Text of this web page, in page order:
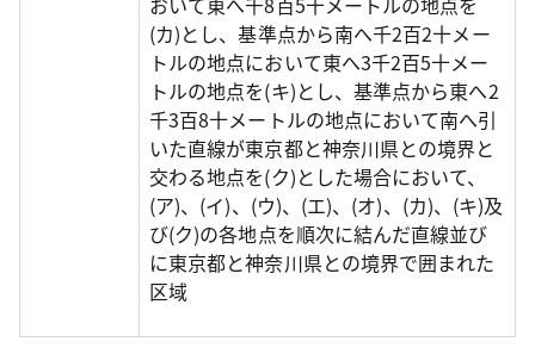
(カ)とし、基準点から南へ千2百2十メー
トルの地点において東へ3千2百5十メー
トルの地点を(キ)とし、基準点から東へ2
千3百8十メートルの地点において南へ引
いた直線が東京都と神奈川県との境界と
交わる地点を(ク)とした場合において、
(ア)、(イ)、(ウ)、(エ)、(オ)、(カ)、(キ)及
び(ク)の各地点を順次に結んだ直線並び
に東京都と神奈川県との境界で囲まれた
区域